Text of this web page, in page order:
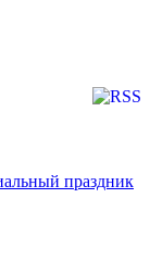
праздник